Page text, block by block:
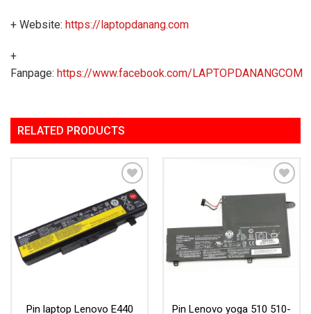
+ Website: https://laptopdanang.com
+
Fanpage: https://www.facebook.com/LAPTOPDANANGCOM
RELATED PRODUCTS
Add to
Wishlist
Pin laptop Lenovo E440
Add to
Wishlist
Pin Lenovo yoga 510 510-